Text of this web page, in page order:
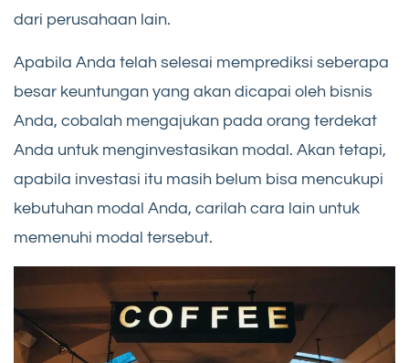
dari perusahaan lain.
Apabila Anda telah selesai memprediksi seberapa
besar keuntungan yang akan dicapai oleh bisnis
Anda, cobalah mengajukan pada orang terdekat
Anda untuk menginvestasikan modal. Akan tetapi,
apabila investasi itu masih belum bisa mencukupi
kebutuhan modal Anda, carilah cara lain untuk
memenuhi modal tersebut.